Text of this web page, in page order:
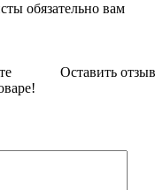
обязательно вам
Оставить отзыв